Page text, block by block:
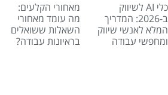
כלי AI לשיווק
ב-2026: המדריך
המלא לאנשי שיווק
ומחפשי עבודה
מאחורי הקלעים:
מה עומד מאחורי
השאלות ששואלים
בראיונות עבודה?